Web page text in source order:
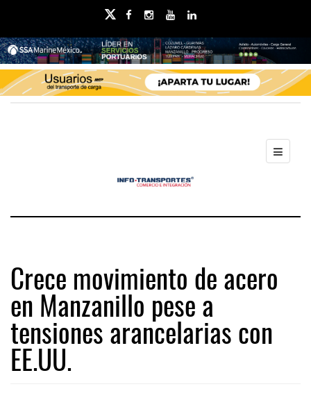
Crece movimiento de acero
en Manzanillo pese a
tensiones arancelarias con
EE.UU.